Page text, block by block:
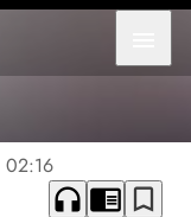
02:16
headphones chrome_reader_mode bookmark_border